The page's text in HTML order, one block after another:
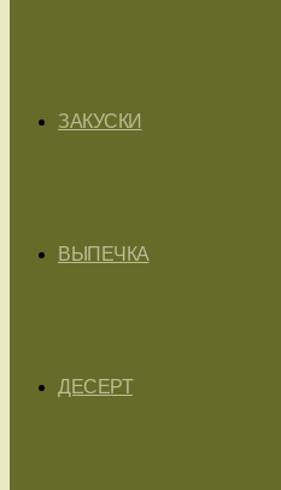
ЗАКУСКИ
ВЫПЕЧКА
ДЕСЕРТ